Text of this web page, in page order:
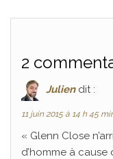
2
Julien dit :
11 juin 2015 à 14 h 45
« Glenn Close
d’homme à cause